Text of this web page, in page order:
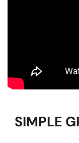
SIMPLE